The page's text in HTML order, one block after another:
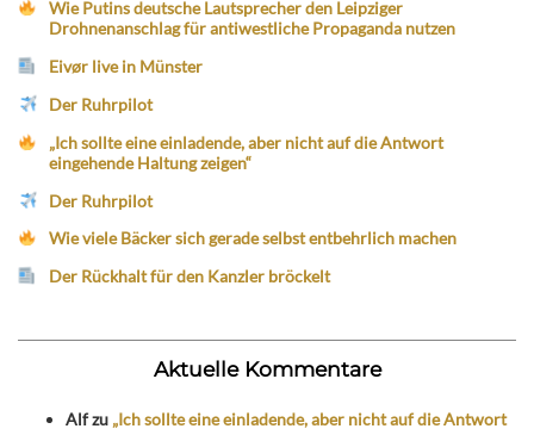
Wie Putins deutsche Lautsprecher den Leipziger
Drohnenanschlag für antiwestliche Propaganda nutzen
Eivør live in Münster
Der Ruhrpilot
„Ich sollte eine einladende, aber nicht auf die Antwort
eingehende Haltung zeigen“
Der Ruhrpilot
Wie viele Bäcker sich gerade selbst entbehrlich machen
Der Rückhalt für den Kanzler bröckelt
Aktuelle Kommentare
Alfzu „Ich sollte eine einladende, aber nicht auf die Antwort